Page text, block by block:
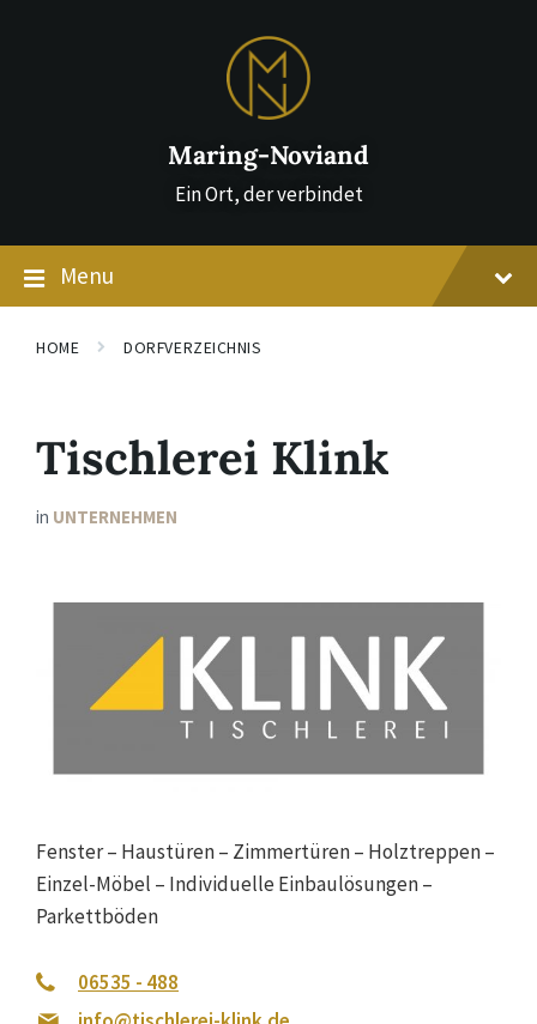
Maring-Noviand
Ein Ort, der verbindet
Menu
HOME DORFVERZEICHNIS
Tischlerei Klink
in UNTERNEHMEN
Fenster – Haustüren – Zimmertüren – Holztreppen –
Einzel-Möbel – Individuelle Einbaulösungen –
Parkettböden
06535 - 488